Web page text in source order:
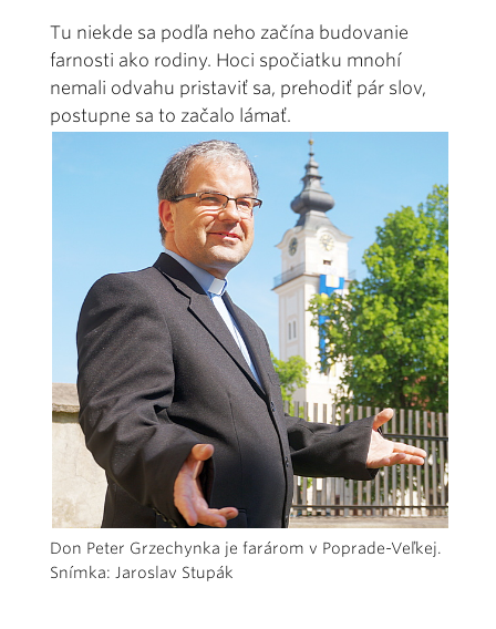
Tu niekde sa podľa neho začína budovanie
farnosti ako rodiny. Hoci spočiatku mnohí
nemali odvahu pristaviť sa, prehodiť pár slov,
postupne sa to začalo lámať.
Don Peter Grzechynka je farárom v Poprade-Veľkej.
Snímka: Jaroslav Stupák